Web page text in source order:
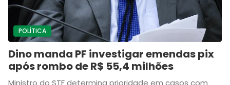
POLÍTICA
Dino manda PF investigar emendas pix
após rombo de R$ 55,4 milhões